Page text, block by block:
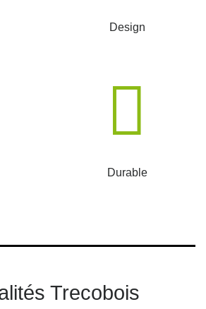
Design
Durable
Trecobois